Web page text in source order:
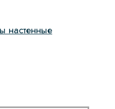
настенные